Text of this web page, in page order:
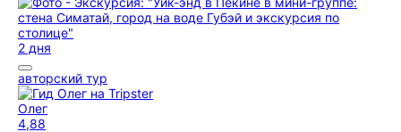
2 дня
авторский тур
Олег
4,88